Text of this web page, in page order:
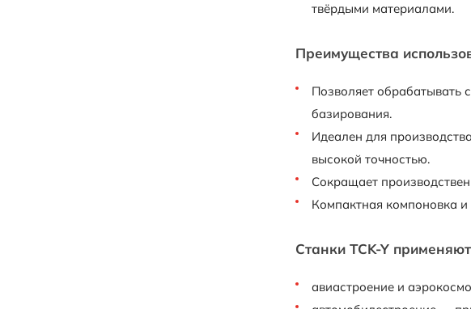
твёрдыми материалами.
Преимущества
Позволяет обрабатывать
базирования.
Идеален для
высокой точностью.
Сокращает
Компактная компоновка
Станки TCK-Y
авиастроение и